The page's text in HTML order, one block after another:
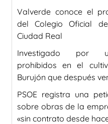
Valverde conoce el
del Colegio Oficial
Ciudad Real
Investigado por
prohibidos en el
Burujón que después
PSOE registra una
sobre obras de la
«sin contrato desde